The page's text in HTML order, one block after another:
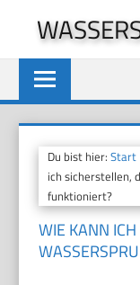
springen
Du bist hier:Start
ich sicherstellen,
funktioniert?
WIE KANN